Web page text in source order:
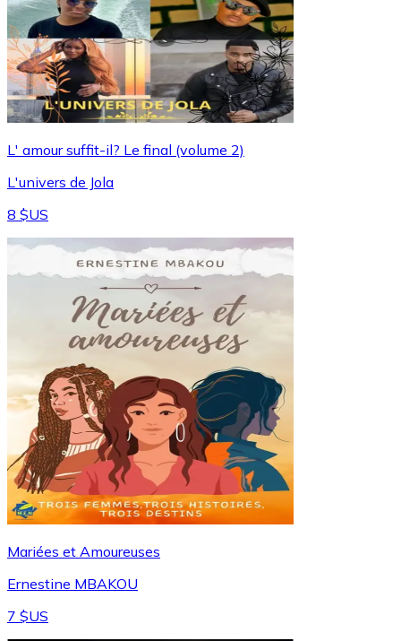
L' amour suffit-il? Le final (volume 2)
L'univers de Jola
8 $US
Mariées et Amoureuses
Ernestine MBAKOU
7 $US